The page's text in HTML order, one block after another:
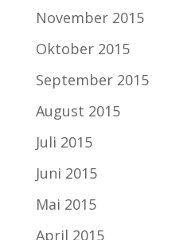
November 2015
Oktober 2015
September 2015
August 2015
Juli 2015
Juni 2015
Mai 2015
April 2015